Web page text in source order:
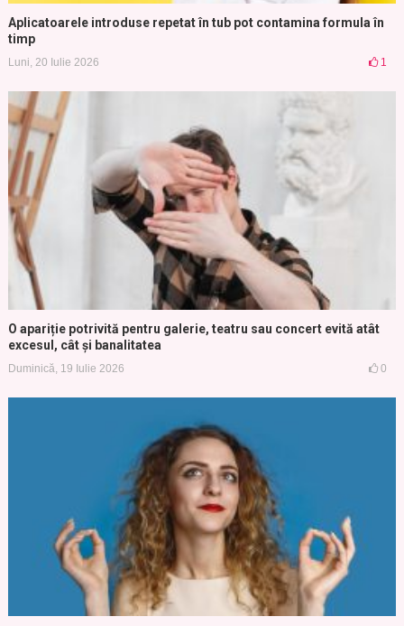
Aplicatoarele introduse repetat în tub pot contamina formula în
timp
Luni, 20 Iulie 2026 1
O apariție potrivită pentru galerie, teatru sau concert evită atât
excesul, cât și banalitatea
Duminică, 19 Iulie 2026 0